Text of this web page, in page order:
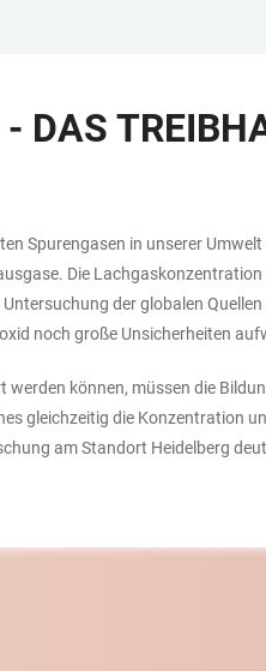
DAS
Spurengasen in unserer
Die
der globalen
noch große Unsicherheiten
können, müssen die
gleichzeitig die
am Standort Heidelberg